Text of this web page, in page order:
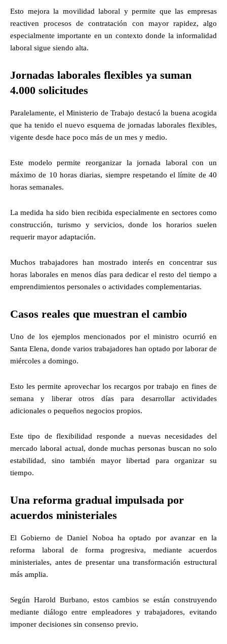
Esto mejora la movilidad laboral y permite que las empresas
reactiven procesos de contratación con mayor rapidez, algo
especialmente importante en un contexto donde la informalidad
laboral sigue siendo alta.
Jornadas laborales flexibles ya suman
4.000 solicitudes
Paralelamente, el Ministerio de Trabajo destacó la buena acogida
que ha tenido el nuevo esquema de jornadas laborales flexibles,
vigente desde hace poco más de un mes y medio.
Este modelo permite reorganizar la jornada laboral con un
máximo de 10 horas diarias, siempre respetando el límite de 40
horas semanales.
La medida ha sido bien recibida especialmente en sectores como
construcción, turismo y servicios, donde los horarios suelen
requerir mayor adaptación.
Muchos trabajadores han mostrado interés en concentrar sus
horas laborales en menos días para dedicar el resto del tiempo a
emprendimientos personales o actividades complementarias.
Casos reales que muestran el cambio
Uno de los ejemplos mencionados por el ministro ocurrió en
Santa Elena, donde varios trabajadores han optado por laborar de
miércoles a domingo.
Esto les permite aprovechar los recargos por trabajo en fines de
semana y liberar otros días para desarrollar actividades
adicionales o pequeños negocios propios.
Este tipo de flexibilidad responde a nuevas necesidades del
mercado laboral actual, donde muchas personas buscan no solo
estabilidad, sino también mayor libertad para organizar su
tiempo.
Una reforma gradual impulsada por
acuerdos ministeriales
El Gobierno de Daniel Noboa ha optado por avanzar en la
reforma laboral de forma progresiva, mediante acuerdos
ministeriales, antes de presentar una transformación estructural
más amplia.
Según Harold Burbano, estos cambios se están construyendo
mediante diálogo entre empleadores y trabajadores, evitando
imponer decisiones sin consenso previo.